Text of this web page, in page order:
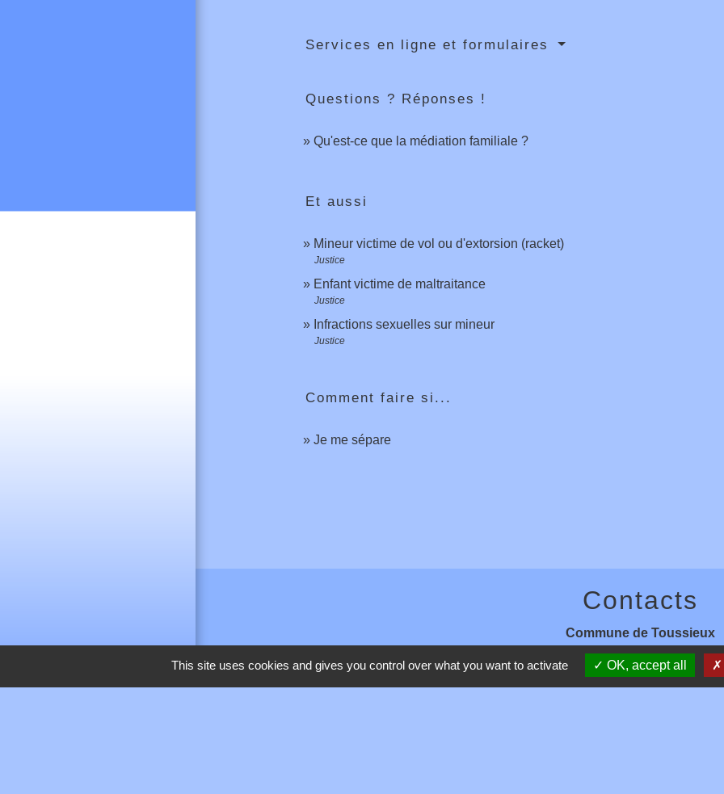
Services en ligne et formulaires
Questions ? Réponses !
Qu'est-ce que la médiation familiale ?
Et aussi
Mineur victime de vol ou d'extorsion (racket)
Justice
Enfant victime de maltraitance
Justice
Infractions sexuelles sur mineur
Justice
Comment faire si...
Je me sépare
Contacts
Commune de Toussieux
346, Route du Morbier
01600 Toussieux - FRANCE
+33 4 74 00 19 03
This site uses cookies and gives you control over what you want to activate OK, accept all